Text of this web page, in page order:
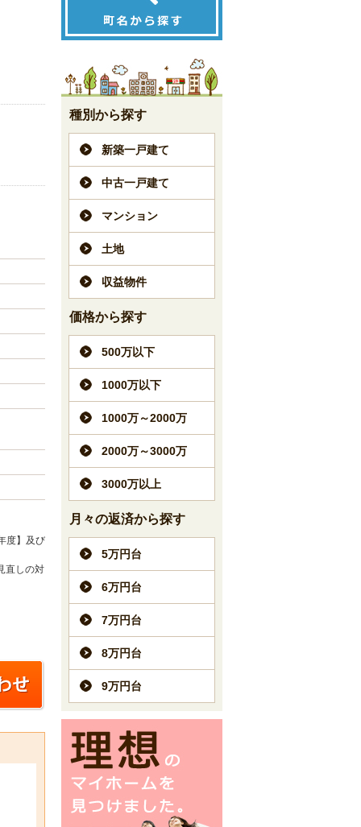
度】及び
直しの対
種別から探す
新築一戸建て
中古一戸建て
マンション
土地
収益物件
価格から探す
500万以下
1000万以下
1000万～2000万
2000万～3000万
3000万以上
月々の返済から探す
5万円台
6万円台
7万円台
8万円台
9万円台